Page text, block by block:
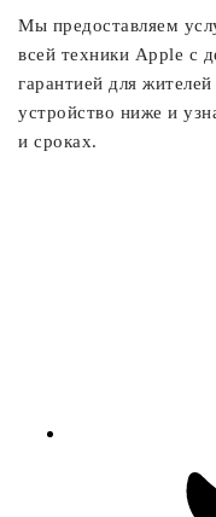
Мы предоставляем
всей техники Apple с
гарантией для
устройство ниже и
и сроках.